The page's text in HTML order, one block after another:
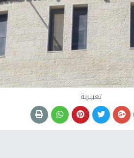
تعبيرية